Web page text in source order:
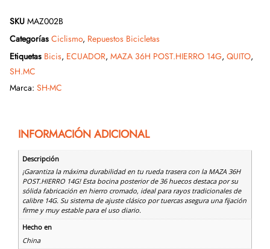
SKU MAZ002B
Categorías Ciclismo, Repuestos Bicicletas
Etiquetas Bicis, ECUADOR, MAZA 36H POST.HIERRO 14G, QUITO,
SH.MC
Marca: SH-MC
INFORMACIÓN ADICIONAL
Descripción
¡Garantiza la máxima durabilidad en tu rueda trasera con la MAZA 36H
POST.HIERRO 14G! Esta bocina posterior de 36 huecos destaca por su
sólida fabricación en hierro cromado, ideal para rayos tradicionales de
calibre 14G. Su sistema de ajuste clásico por tuercas asegura una fijación
firme y muy estable para el uso diario.
Hecho en
China